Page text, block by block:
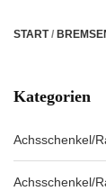
START/
Kategorien
Achsschenkel/
Achsschenkel/